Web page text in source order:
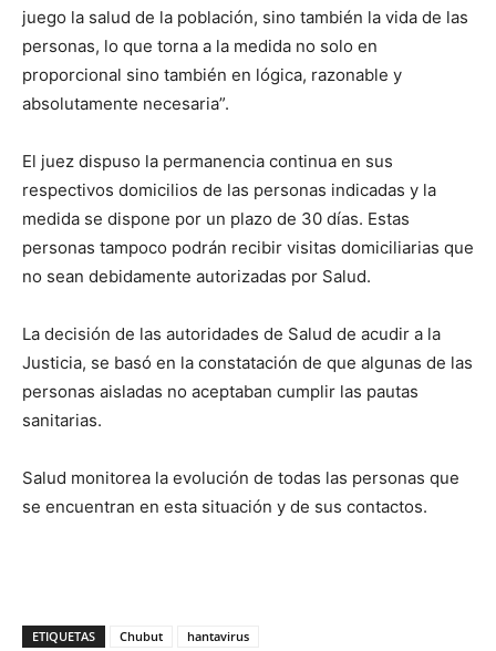
juego la salud de la población, sino también la vida de las
personas, lo que torna a la medida no solo en
proporcional sino también en lógica, razonable y
absolutamente necesaria”.
El juez dispuso la permanencia continua en sus
respectivos domicilios de las personas indicadas y la
medida se dispone por un plazo de 30 días. Estas
personas tampoco podrán recibir visitas domiciliarias que
no sean debidamente autorizadas por Salud.
La decisión de las autoridades de Salud de acudir a la
Justicia, se basó en la constatación de que algunas de las
personas aisladas no aceptaban cumplir las pautas
sanitarias.
Salud monitorea la evolución de todas las personas que
se encuentran en esta situación y de sus contactos.
ETIQUETAS Chubut hantavirus